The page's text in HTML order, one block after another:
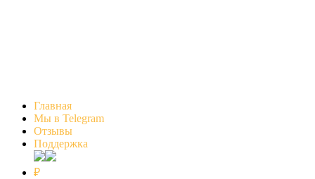
Главная
Мы в Telegram
Отзывы
Поддержка
₽